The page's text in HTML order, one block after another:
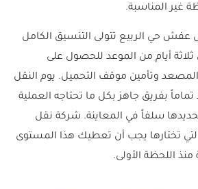
غير المناسبة.
حي الربيع تتولى التنسيق الكامل
أيام من الموعد للحصول على
وتأمين موقف التحميل. يوم النقل
تماماً بفريق جاهز بكل ما تحتاجه العملية
سلفاً في المعاينة. شركة نقل
تختارها يجب أن تعطيك هذا المستوى
منذ اللحظة الأولى.